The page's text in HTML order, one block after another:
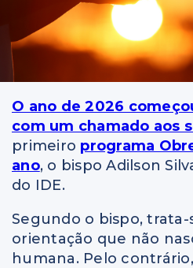
O ano de 2026
com um chamado aos
primeiro programa
ano, o bispo Adilson
do IDE.
Segundo o bispo, trata-
orientação que não
humana. Pelo